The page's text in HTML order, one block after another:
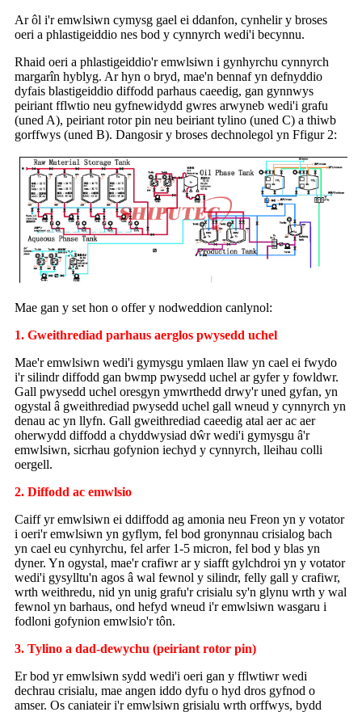
Ar ôl i'r emwlsiwn cymysg gael ei ddanfon, cynhelir y broses
oeri a phlastigeiddio nes bod y cynnyrch wedi'i becynnu.
Rhaid oeri a phlastigeiddio'r emwlsiwn i gynhyrchu cynnyrch
margarîn hyblyg. Ar hyn o bryd, mae'n bennaf yn defnyddio
dyfais blastigeiddio diffodd parhaus caeedig, gan gynnwys
peiriant fflwtio neu gyfnewidydd gwres arwyneb wedi'i grafu
(uned A), peiriant rotor pin neu beiriant tylino (uned C) a thiwb
gorffwys (uned B). Dangosir y broses dechnolegol yn Ffigur 2:
Mae gan y set hon o offer y nodweddion canlynol:
1. Gweithrediad parhaus aerglos pwysedd uchel
Mae'r emwlsiwn wedi'i gymysgu ymlaen llaw yn cael ei fwydo
i'r silindr diffodd gan bwmp pwysedd uchel ar gyfer y fowldwr.
Gall pwysedd uchel oresgyn ymwrthedd drwy'r uned gyfan, yn
ogystal â gweithrediad pwysedd uchel gall wneud y cynnyrch yn
denau ac yn llyfn. Gall gweithrediad caeedig atal aer ac aer
oherwydd diffodd a chyddwysiad dŵr wedi'i gymysgu â'r
emwlsiwn, sicrhau gofynion iechyd y cynnyrch, lleihau colli
oergell.
2. Diffodd ac emwlsio
Caiff yr emwlsiwn ei ddiffodd ag amonia neu Freon yn y votator
i oeri'r emwlsiwn yn gyflym, fel bod gronynnau crisialog bach
yn cael eu cynhyrchu, fel arfer 1-5 micron, fel bod y blas yn
dyner. Yn ogystal, mae'r crafiwr ar y siafft gylchdroi yn y votator
wedi'i gysylltu'n agos â wal fewnol y silindr, felly gall y crafiwr,
wrth weithredu, nid yn unig grafu'r crisialu sy'n glynu wrth y wal
fewnol yn barhaus, ond hefyd wneud i'r emwlsiwn wasgaru i
fodloni gofynion emwlsio'r tôn.
3. Tylino a dad-dewychu (peiriant rotor pin)
Er bod yr emwlsiwn sydd wedi'i oeri gan y fflwtiwr wedi
dechrau crisialu, mae angen iddo dyfu o hyd dros gyfnod o
amser. Os caniateir i'r emwlsiwn grisialu wrth orffwys, bydd